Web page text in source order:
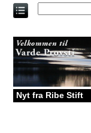
Direkte
til
Nyt fra Ribe Stift